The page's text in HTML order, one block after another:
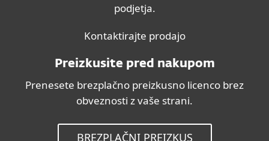
podjetja.
Kontaktirajte prodajo
Preizkusite pred nakupom
Prenesete brezplačno preizkusno licenco brez
obveznosti z vaše strani.
BREZPLAČNI PREIZKUS